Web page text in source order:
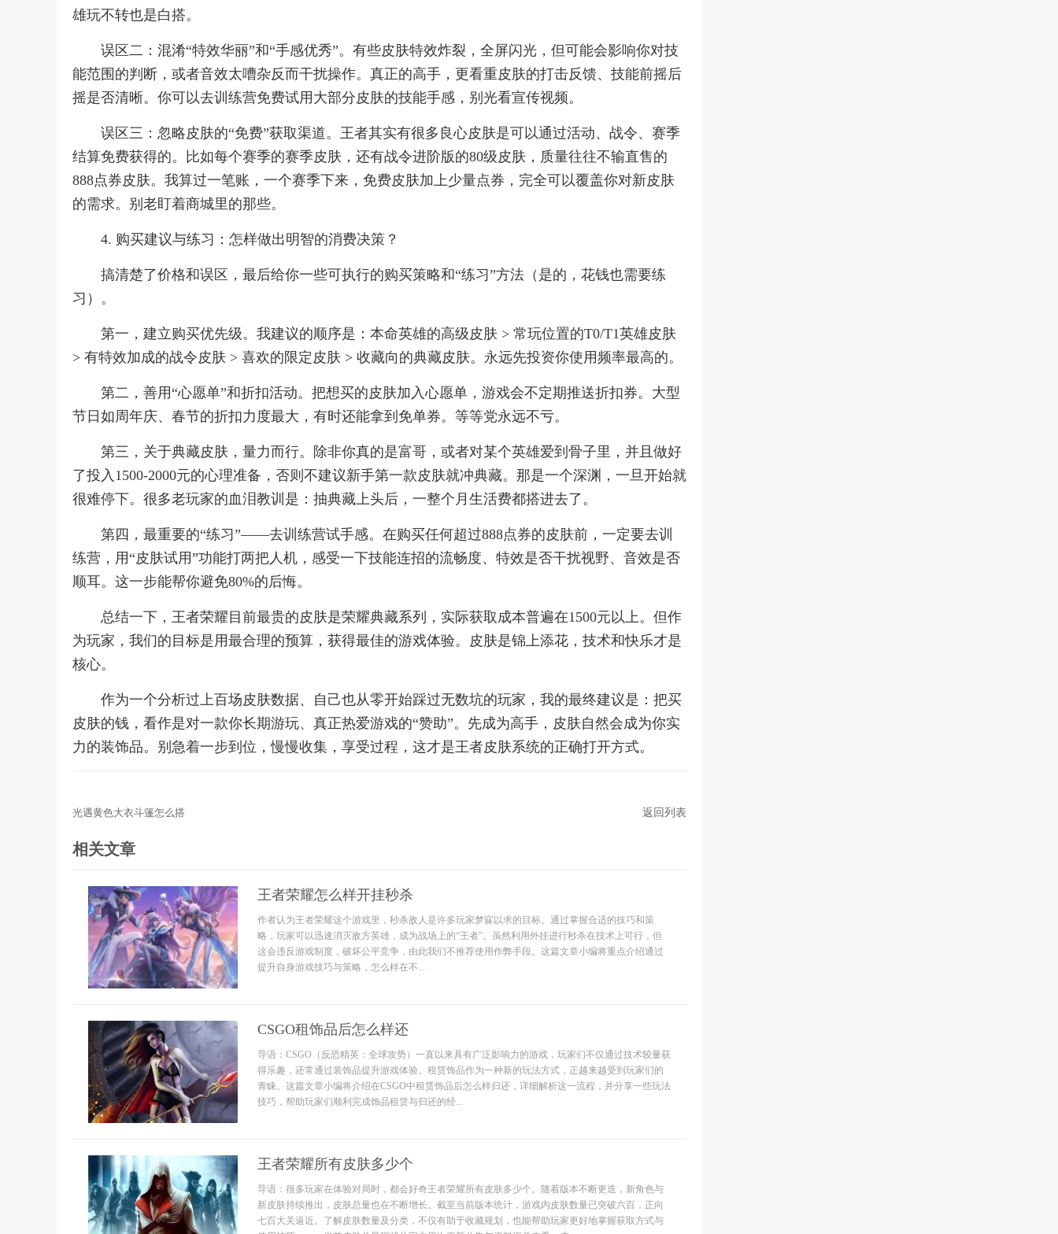
雄玩不转也是白搭。
误区二：混淆“特效华丽”和“手感优秀”。有些皮肤特效炸裂，全屏闪光，但可能会影响你对技
能范围的判断，或者音效太嘈杂反而干扰操作。真正的高手，更看重皮肤的打击反馈、技能前摇后
摇是否清晰。你可以去训练营免费试用大部分皮肤的技能手感，别光看宣传视频。
误区三：忽略皮肤的“免费”获取渠道。王者其实有很多良心皮肤是可以通过活动、战令、赛季
结算免费获得的。比如每个赛季的赛季皮肤，还有战令进阶版的80级皮肤，质量往往不输直售的
888点券皮肤。我算过一笔账，一个赛季下来，免费皮肤加上少量点券，完全可以覆盖你对新皮肤
的需求。别老盯着商城里的那些。
4. 购买建议与练习：怎样做出明智的消费决策？
搞清楚了价格和误区，最后给你一些可执行的购买策略和“练习”方法（是的，花钱也需要练
习）。
第一，建立购买优先级。我建议的顺序是：本命英雄的高级皮肤 > 常玩位置的T0/T1英雄皮肤
> 有特效加成的战令皮肤 > 喜欢的限定皮肤 > 收藏向的典藏皮肤。永远先投资你使用频率最高的。
第二，善用“心愿单”和折扣活动。把想买的皮肤加入心愿单，游戏会不定期推送折扣券。大型
节日如周年庆、春节的折扣力度最大，有时还能拿到免单券。等等党永远不亏。
第三，关于典藏皮肤，量力而行。除非你真的是富哥，或者对某个英雄爱到骨子里，并且做好
了投入1500-2000元的心理准备，否则不建议新手第一款皮肤就冲典藏。那是一个深渊，一旦开始就
很难停下。很多老玩家的血泪教训是：抽典藏上头后，一整个月生活费都搭进去了。
第四，最重要的“练习”——去训练营试手感。在购买任何超过888点券的皮肤前，一定要去训
练营，用“皮肤试用”功能打两把人机，感受一下技能连招的流畅度、特效是否干扰视野、音效是否
顺耳。这一步能帮你避免80%的后悔。
总结一下，王者荣耀目前最贵的皮肤是荣耀典藏系列，实际获取成本普遍在1500元以上。但作
为玩家，我们的目标是用最合理的预算，获得最佳的游戏体验。皮肤是锦上添花，技术和快乐才是
核心。
作为一个分析过上百场皮肤数据、自己也从零开始踩过无数坑的玩家，我的最终建议是：把买
皮肤的钱，看作是对一款你长期游玩、真正热爱游戏的“赞助”。先成为高手，皮肤自然会成为你实
力的装饰品。别急着一步到位，慢慢收集，享受过程，这才是王者皮肤系统的正确打开方式。
光遇黄色大衣斗篷怎么搭 返回列表
相关文章
王者荣耀怎么样开挂秒杀
作者认为王者荣耀这个游戏里，秒杀敌人是许多玩家梦寐以求的目标。通过掌握合适的技巧和策
略，玩家可以迅速消灭敌方英雄，成为战场上的“王者”。虽然利用外挂进行秒杀在技术上可行，但
这会违反游戏制度，破坏公平竞争，由此我们不推荐使用作弊手段。这篇文章小编将重点介绍通过
提升自身游戏技巧与策略，怎么样在不...
CSGO租饰品后怎么样还
导语：CSGO（反恐精英：全球攻势）一直以来具有广泛影响力的游戏，玩家们不仅通过技术较量获
得乐趣，还常通过装饰品提升游戏体验。租赁饰品作为一种新的玩法方式，正越来越受到玩家们的
青睐。这篇文章小编将介绍在CSGO中租赁饰品后怎么样归还，详细解析这一流程，并分享一些玩法
技巧，帮助玩家们顺利完成饰品租赁与归还的经...
王者荣耀所有皮肤多少个
导语：很多玩家在体验对局时，都会好奇王者荣耀所有皮肤多少个。随着版本不断更迭，新角色与
新皮肤持续推出，皮肤总量也在不断增长。截至当前版本统计，游戏内皮肤数量已突破六百，正向
七百大关逼近。了解皮肤数量及分类，不仅有助于收藏规划，也能帮助玩家更好地掌握获取方式与